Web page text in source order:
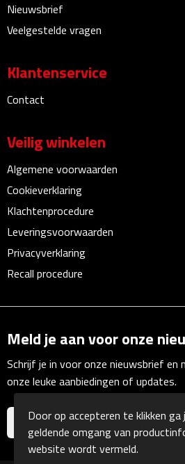
Puntenslijpers
Document- & Schrijfmappen
Schrijfmappen
Multifunctionele schrijfmappen
Klemborden
Memo's
Memoboekjes
Unieke memo's
Nieuwsbrief
Veelgestelde vragen
Klantenservice
Contact
Veilig winkelen
Algemene voorwaarden
Cookieverklaring
Klachtenprocedure
Leveringsvoorwaarden
Privacyverklaring
Recall procedure
Meld je aan voor onze
Schrijf je in voor onze nieuwsbrief en
onze leuke aanbiedingen of updates.
Door op accepteren te klikken
geldende omgang van
website wordt vermeld.